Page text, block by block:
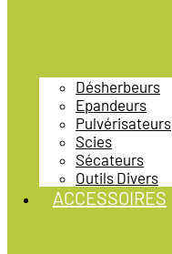
Désherbeurs
Epandeurs
Pulvérisateurs
Scies
Sécateurs
Outils Divers
ACCESSOIRES